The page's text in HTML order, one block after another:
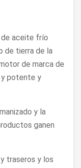
de aceite frío
de tierra de la
de marca de
y potente y
y la
ganen
traseros y los